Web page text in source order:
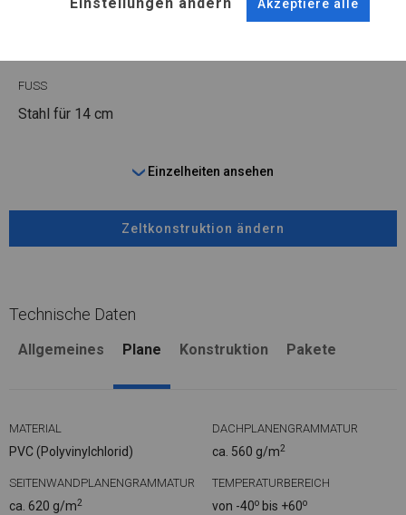
ANSCHLÜSSE
FUSS
Stahl für 14 cm
Einzelheiten ansehen
Zeltkonstruktion ändern
Technische Daten
Allgemeines Plane Konstruktion Pakete
MATERIAL
PVC (Polyvinylchlorid)
DACHPLANENGRAMMATUR
ca. 560 g/m2
SEITENWANDPLANENGRAMMATUR
ca. 620 g/m2
TEMPERATURBEREICH
von -40o bis +60o
Akzeptiere alle